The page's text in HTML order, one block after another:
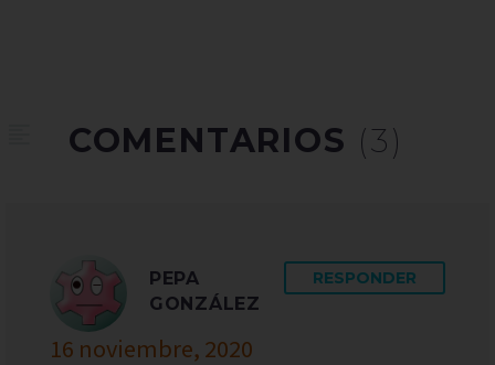
COMENTARIOS (3)
PEPA
GONZÁLEZ
16 noviembre, 2020
RESPONDER